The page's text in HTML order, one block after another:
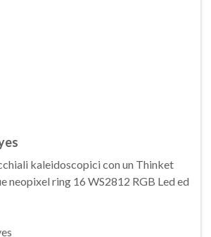
kaleidoscopici con un Thinket
neopixel ring 16 WS2812 RGB Led ed